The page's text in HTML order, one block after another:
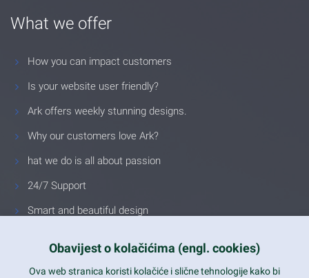
What we offer
How you can impact customers
Is your website user friendly?
Ark offers weekly stunning designs.
Why our customers love Ark?
hat we do is all about passion
24/7 Support
Smart and beautiful design
Obavijest o kolačićima (engl. cookies)
Ova web stranica koristi kolačiće i slične tehnologije kako bi